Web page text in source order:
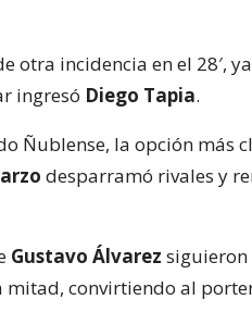
otra incidencia en el 28′,
ingresó Diego Tapia.
Ñublense, la opción más
desparramó rivales y
Gustavo Álvarez
mitad, convirtiendo al